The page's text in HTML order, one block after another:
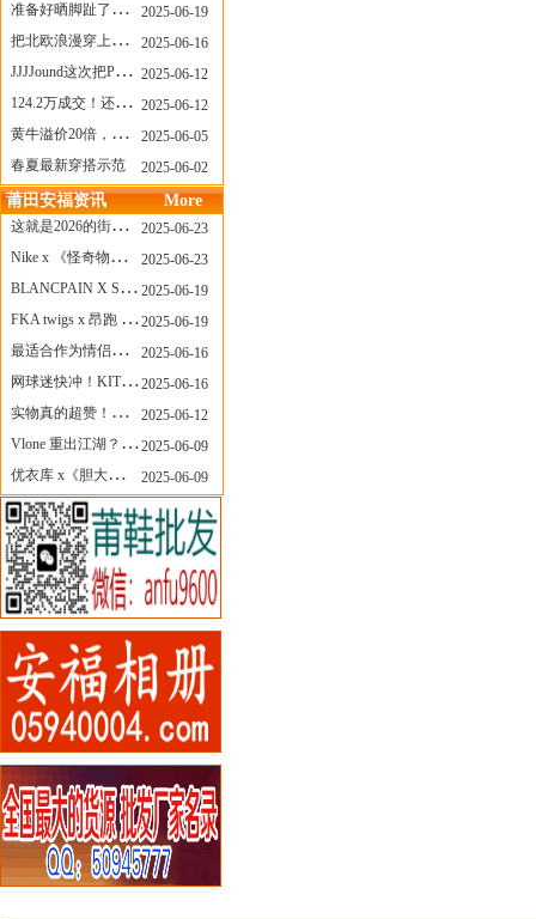
准备好晒脚趾了吗？透明款 AF1 要回归了
2025-06-19
把北欧浪漫穿上脚，Cecilie Bahnsen x ASICS
2025-06-16
JJJJound这次把PUMA改得好安静
2025-06-12
124.2万成交！还有什么是Labubu做不到的？
2025-06-12
黄牛溢价20倍，「Labubu」3.0市价大盘点！假货比正品还贵...
2025-06-05
春夏最新穿搭示范
2025-06-02
莆田安福资讯 More
这就是2026的街头感！Prada新包我先爱了
2025-06-23
Nike x 《怪奇物语》联名回归，终于轮到这双热门款了！
2025-06-23
BLANCPAIN X SWATCH联名款 BIOCERAMIC SCUBA FIFTY FATHOMS 系列推出全新 GREEN ABYSS（碧波洋）腕表
2025-06-19
FKA twigs x 昂跑 联名来了，这三双 Cloud X 你选哪一双？
2025-06-19
最适合作为情侣鞋的New Balance 1906 Loafer出现了！
2025-06-16
网球迷快冲！KITH x Wilson 限量球拍太会设计了
2025-06-16
实物真的超赞！NB 新款 2010 新配色
2025-06-12
Vlone 重出江湖？突然又要联名，谁能想到！
2025-06-09
优衣库 x《胆大党》新品公布，第二季联动周边来了！
2025-06-09